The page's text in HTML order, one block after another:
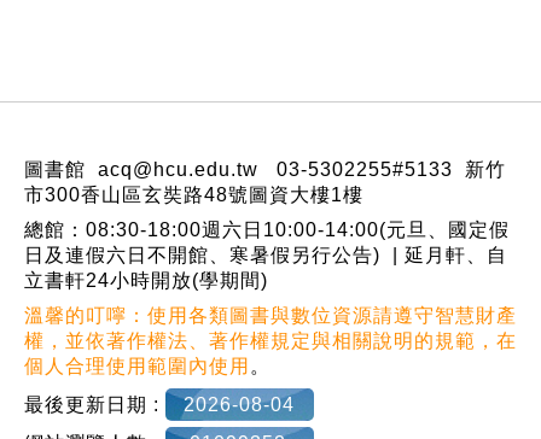
圖書館 acq@hcu.edu.tw 03-5302255#5133 新竹
市300香山區玄奘路48號圖資大樓1樓
總館：08:30-18:00週六日10:00-14:00(元旦、國定假
日及連假六日不開館、寒暑假另行公告) | 延月軒、自
立書軒24小時開放(學期間)
溫馨的叮嚀：使用各類圖書與數位資源請遵守智慧財產
權，並依著作權法、著作權規定與相關說明的規範，在
個人合理使用範圍內使用 。
最後更新日期 :
2026-08-04